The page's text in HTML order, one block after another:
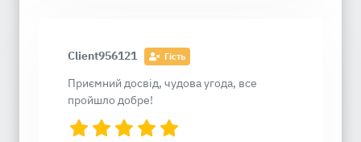
Client956121 Гість
Приємний досвід, чудова угода, все
пройшло добре!